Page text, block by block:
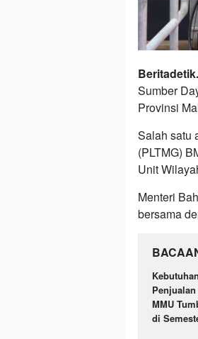
Sumber
Provinsi
Salah satu
(PLTMG)
Unit
Menteri
bersama
MMU
di